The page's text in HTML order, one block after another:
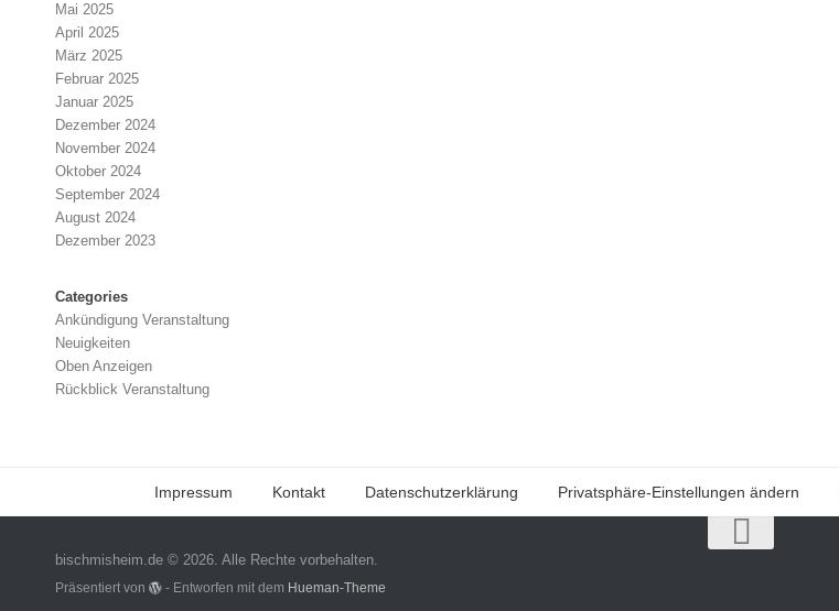
Mai 2025
April 2025
März 2025
Februar 2025
Januar 2025
Dezember 2024
November 2024
Oktober 2024
September 2024
August 2024
Dezember 2023
Categories
Ankündigung Veranstaltung
Neuigkeiten
Oben Anzeigen
Rückblick Veranstaltung
Impressum Kontakt Datenschutzerklärung Privatsphäre-Einstellungen ändern
bischmisheim.de © 2026. Alle Rechte vorbehalten.
Präsentiert von - Entworfen mit dem Hueman-Theme